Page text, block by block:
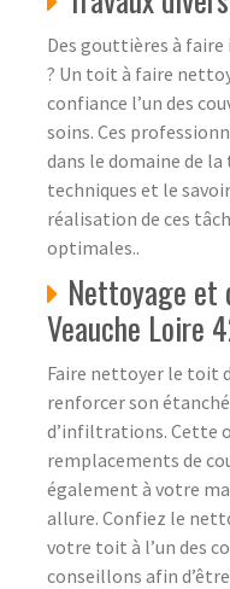
Des gouttières à
? Un toit à faire
confiance l’un des
soins. Ces
dans le domaine de
techniques et le
réalisation de ces
optimales..
Nettoyage et
Veauche Loire
Faire nettoyer le toit
renforcer son
d’infiltrations. Cette
remplacements de
également à votre
allure. Confiez le
votre toit à l’un des
conseillons afin